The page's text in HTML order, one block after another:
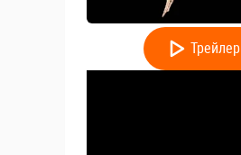
Трейлер